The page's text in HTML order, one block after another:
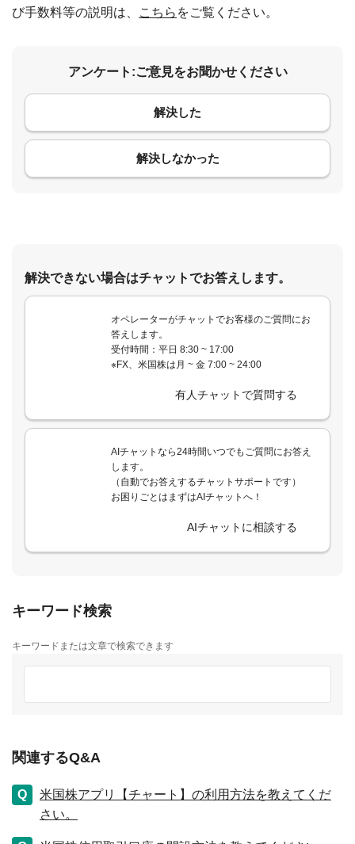
び手数料等の説明は、
こちら をご覧ください。
アンケート:ご意見をお聞かせください
解決した
解決しなかった
コメント
解決できない場合はチャットでお答えします。
オペレーターがチャットでお客様のご質問にお
答えします。
受付時間：平日 8:30 ~ 17:00
※FX、米国株は月 ~ 金 7:00 ~ 24:00
有人チャットで質問する
AIチャットなら24時間いつでもご質問にお答え
します。
（自動でお答えするチャットサポートです）
お困りごとはまずはAIチャットへ！
AIチャットに相談する
キーワード検索
キーワードまたは文章で検索できます
関連するQ&A
米国株アプリ【チャート】の利用方法を教えてくだ
さい。